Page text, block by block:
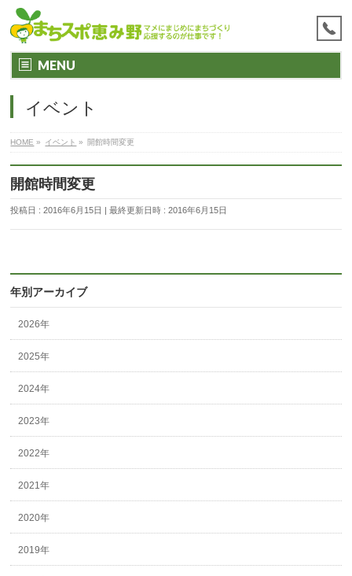
MENU
イベント
HOME » イベント » 開館時間変更
開館時間変更
投稿日 : 2016年6月15日 最終更新日時 : 2016年6月15日
年別アーカイブ
2026年
2025年
2024年
2023年
2022年
2021年
2020年
2019年